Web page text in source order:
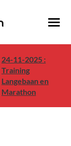
24-11-2025 :
Training
Langebaan en
Marathon